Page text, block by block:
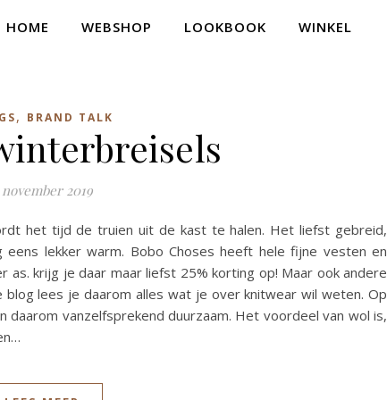
HOME WEBSHOP LOOKBOOK WINKEL
, BRAND TALK
2019
het tijd de truien uit de kast te halen. Het liefst gebreid,
lekker warm. Bobo Choses heeft hele fijne vesten en
krijg je daar maar liefst 25% korting op! Maar ook andere
lees je daarom alles wat je over knitwear wil weten. Op
vanzelfsprekend duurzaam. Het voordeel van wol is,